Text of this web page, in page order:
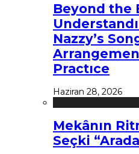
Beyond the
Nazzy’s
Practıce
Haziran 28, 2026
Mekânın
Seçki